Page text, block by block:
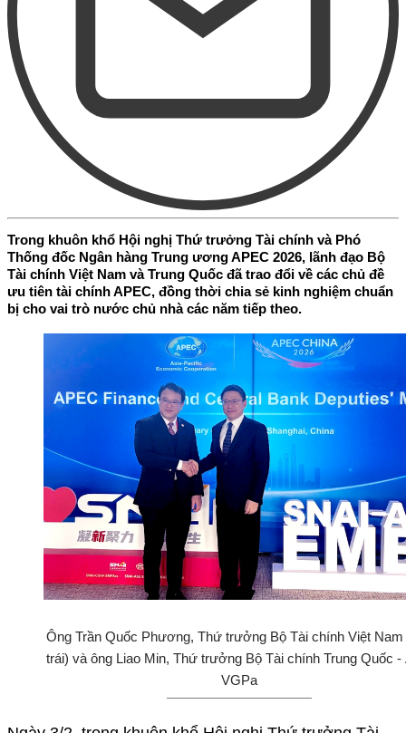
Trong khuôn khổ Hội nghị Thứ trưởng Tài chính và Phó
Thống đốc Ngân hàng Trung ương APEC 2026, lãnh đạo Bộ
Tài chính Việt Nam và Trung Quốc đã trao đổi về các chủ đề
ưu tiên tài chính APEC, đồng thời chia sẻ kinh nghiệm chuẩn
bị cho vai trò nước chủ nhà các năm tiếp theo.
Ông Trần Quốc Phương, Thứ trưởng Bộ Tài chính Việt Nam
trái) và ông Liao Min, Thứ trưởng Bộ Tài chính Trung Quốc -
VGPa